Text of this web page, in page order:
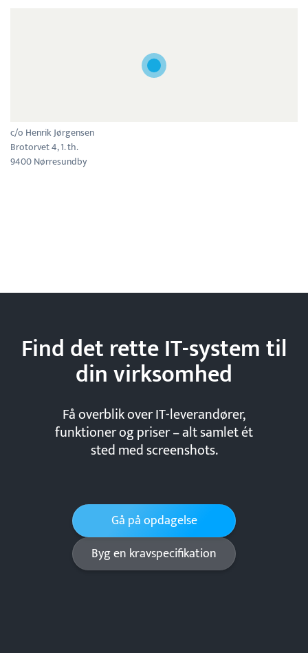
c/o Henrik Jørgensen
Brotorvet 4, 1. th.
9400 Nørresundby
Find det rette IT-system til
dinvirksomhed
Få overblik over IT-leverandører,
funktioner og priser – alt samlet ét
sted med screenshots.
Gå på opdagelse
Byg en kravspecifikation